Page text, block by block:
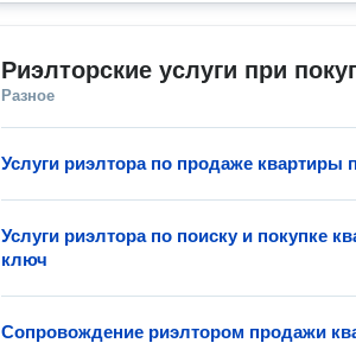
Риэлторские услуги при
Разное
Услуги риэлтора по продаже квартиры
Услуги риэлтора по поиску и покупке
ключ
Сопровождение риэлтором продажи